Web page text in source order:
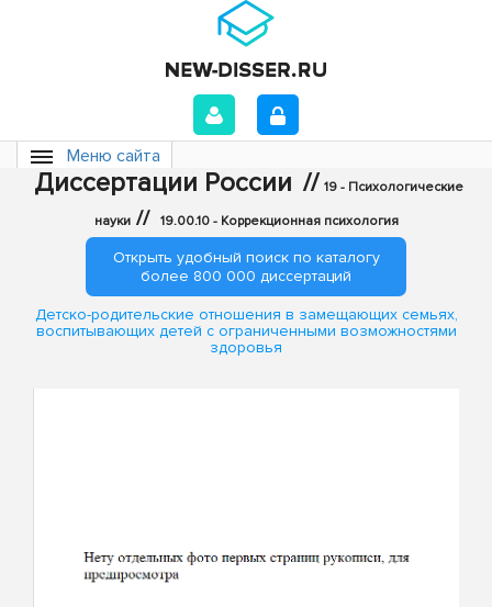
Меню сайта
Диссертации России // 19 - Психологические
науки // 19.00.10 - Коррекционная психология
Открыть удобный поиск по каталогу
более 800 000 диссертаций
Детско-родительские отношения в замещающих семьях,
воспитывающих детей с ограниченными возможностями
здоровья